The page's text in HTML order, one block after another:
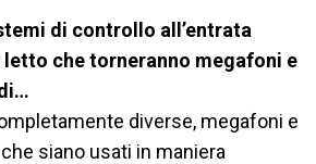
di controllo all’entrata
che torneranno megafoni e
diverse, megafoni e
siano usati in maniera